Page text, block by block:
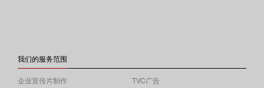
我们的服务范围
企业宣传片制作
TVC广告